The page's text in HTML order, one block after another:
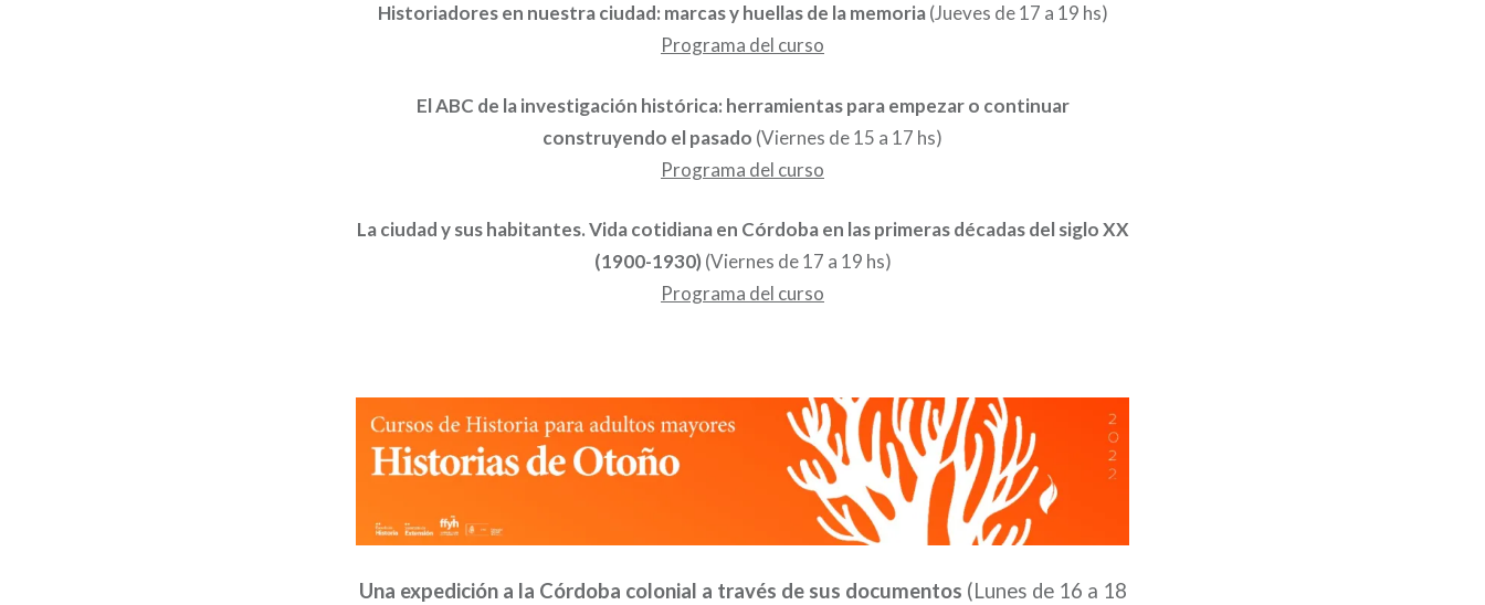
Historiadores en nuestra ciudad: marcas y huellas de la memoria(Jueves de 17 a 19 hs)
Programa del curso
El ABC de la investigación histórica: herramientas para empezar o continuar
construyendo el pasado (Viernes de 15 a 17 hs)
Programa del curso
La ciudad y sus habitantes. Vida cotidiana en Córdoba en las primeras décadas del siglo XX
(1900-1930) (Viernes de 17 a 19 hs)
Programa del curso
Una expedición a la Córdoba colonial a través de sus documentos (Lunes de 16 a 18